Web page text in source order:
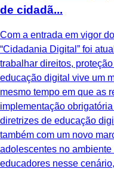
de cidadã...
Com a entrada em vigor
“Cidadania Digital” foi
trabalhar direitos,
educação digital vive um
mesmo tempo em que as
implementação
diretrizes de educação
também com um novo
adolescentes no
educadores nesse